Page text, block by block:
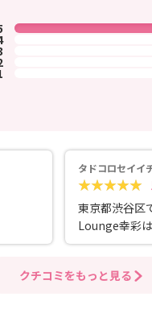
タドコロセイイ
東京都渋谷区
Lounge幸彩
携して支えて
ら現実的で分
クチコミをもっと見る